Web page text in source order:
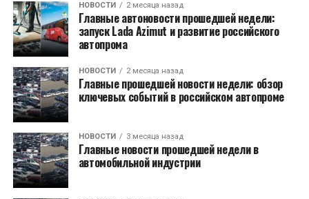
НОВОСТИ 2 месяца назад
Главные автоновости прошедшей недели:
запуск Lada Azimut и развитие российского
автопрома
НОВОСТИ 2 месяца назад
Главные прошедшей новости недели: обзор
ключевых событий в российском автопроме
НОВОСТИ 3 месяца назад
Главные новости прошедшей недели в
автомобильной индустрии